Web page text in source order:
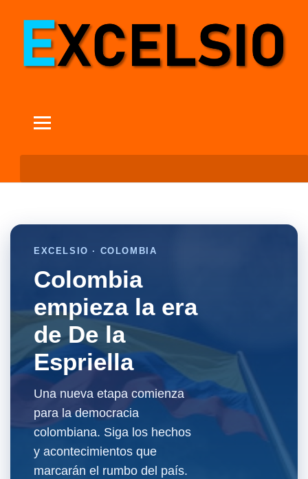
EXCELSIO · COLOMBIA
Colombia
empieza la era
de De la
Espriella
Una nueva etapa comienza
para la democracia
colombiana. Siga los hechos
y acontecimientos que
marcarán el rumbo del país.